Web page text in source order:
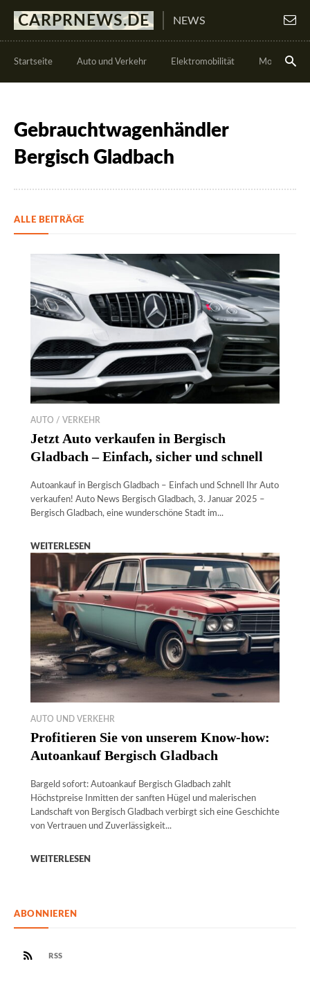
CARPRNEWS.DE NEWS
Startseite Auto und Verkehr Elektromobilität Motorsport
Gebrauchtwagenhändler
Bergisch Gladbach
ALLE BEITRÄGE
AUTO / VERKEHR
Jetzt Auto verkaufen in Bergisch
Gladbach – Einfach, sicher und schnell
Autoankauf in Bergisch Gladbach – Einfach und Schnell Ihr Auto
verkaufen! Auto News Bergisch Gladbach, 3. Januar 2025 –
Bergisch Gladbach, eine wunderschöne Stadt im...
WEITERLESEN
AUTO UND VERKEHR
Profitieren Sie von unserem Know-how:
Autoankauf Bergisch Gladbach
Bargeld sofort: Autoankauf Bergisch Gladbach zahlt
Höchstpreise Inmitten der sanften Hügel und malerischen
Landschaft von Bergisch Gladbach verbirgt sich eine Geschichte
von Vertrauen und Zuverlässigkeit...
WEITERLESEN
ABONNIEREN
RSS